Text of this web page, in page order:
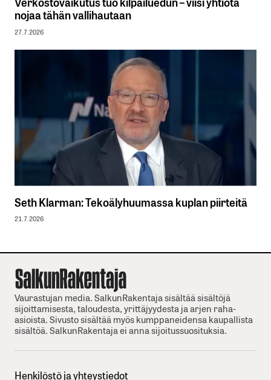
nojaa tähän vallihautaan
27.7.2026
Seth Klarman: Tekoälyhuumassa kuplan piirteitä
21.7.2026
Vaurastujan media. SalkunRakentaja sisältää sisältöjä
sijoittamisesta, taloudesta, yrittäjyydesta ja arjen raha-
asioista. Sivusto sisältää myös kumppaneidensa kaupallista
sisältöä. SalkunRakentaja ei anna sijoitussuosituksia.
Henkilöstö ja yhteystiedot